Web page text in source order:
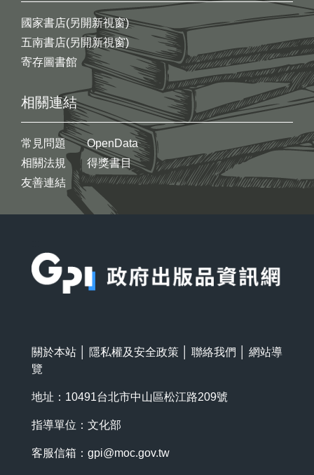
國家書店(另開新視窗)
五南書店(另開新視窗)
寄存圖書館
相關連結
常見問題
相關法規
友善連結
OpenData
得獎書目
關於本站 隱私權及安全政策 聯絡我們
網站導
覽
地址：10491台北市中山區松江路209號
指導單位：文化部
客服信箱： gpi@moc.gov.tw